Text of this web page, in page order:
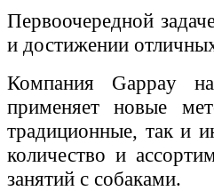
Первоочередной
и достижении
Компания Gappay
применяет новые
традиционные, так и
количество и
занятий с собаками.